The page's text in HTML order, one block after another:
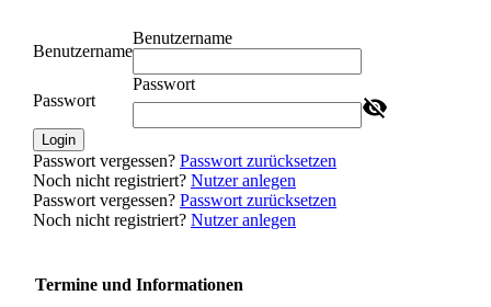
Benutzername
Benutzername
Passwort
Passwort
Login
Passwort vergessen? Passwort zurücksetzen
Noch nicht registriert? Nutzer anlegen
Passwort vergessen? Passwort zurücksetzen
Noch nicht registriert? Nutzer anlegen
Termine und Informationen